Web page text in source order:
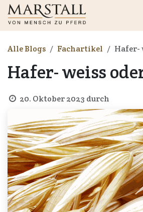
Zum Inhalt springen
Alle Blogs Fachartikel Hafer-
Hafer- weiss
20. Oktober 2023 durch